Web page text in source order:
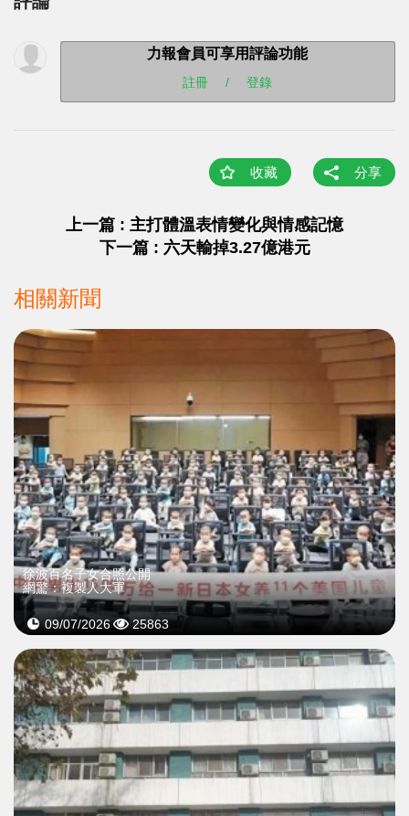
力報會員可享用評論功能
註冊 / 登錄
收藏 分享
上一篇 : 主打體溫表情變化與情感記憶
下一篇 : 六天輸掉3.27億港元
相關新聞
徐波百名子女合照公開
網驚：複製人大軍
09/07/2026 25863